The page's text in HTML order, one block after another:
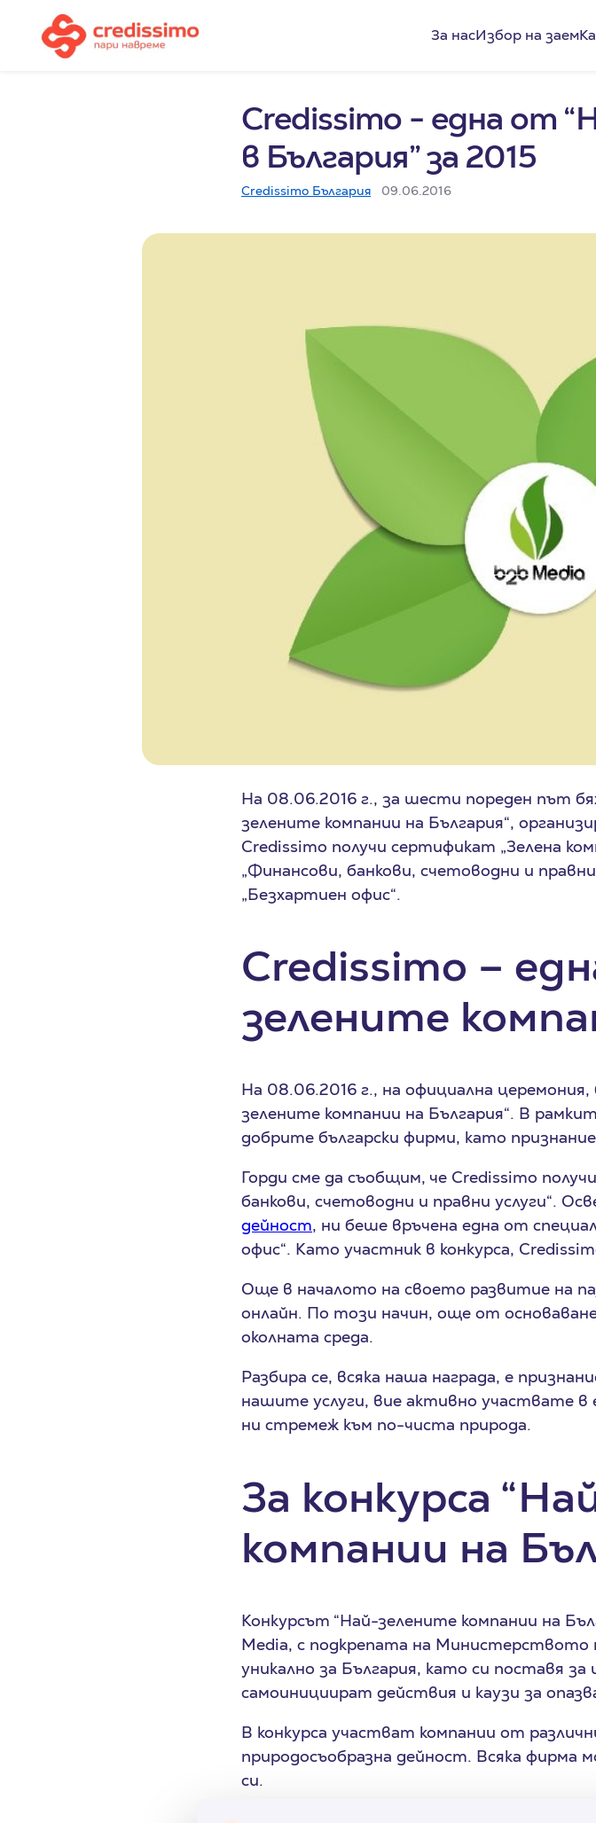
За насИзбор на заем
Credissimo - една от
в България” за 2015
Credissimo България 09.06.2016
На 08.06.2016 г., за шести пореден път
зелените компании на България“,
Credissimo получи сертификат „Зелена
„Финансови, банкови, счетоводни и
„Безхартиен офис“.
Credissimо –
зелените
На 08.06.2016 г., на официална
зелените компании на България“. В
добрите български фирми, като
Горди сме да съобщим, че Credissimo
банкови, счетоводни и правни услуги“.
дейност, ни беше връчена една от
офис“. Като участник в конкурса,
Още в началото на своето развитие на
онлайн. По този начин, още от
околната среда.
Разбира се, всяка наша награда, е
нашите услуги, вие активно участвате
ни стремеж към по-чиста природа.
За конкурса
компании на
Конкурсът “Най-зелените компании на
Media, с подкрепата на
уникално за България, като си поставя
самоинициират действия и каузи за
В конкурса участват компании от
природосъобразна дейност. Всяка фирма
си.